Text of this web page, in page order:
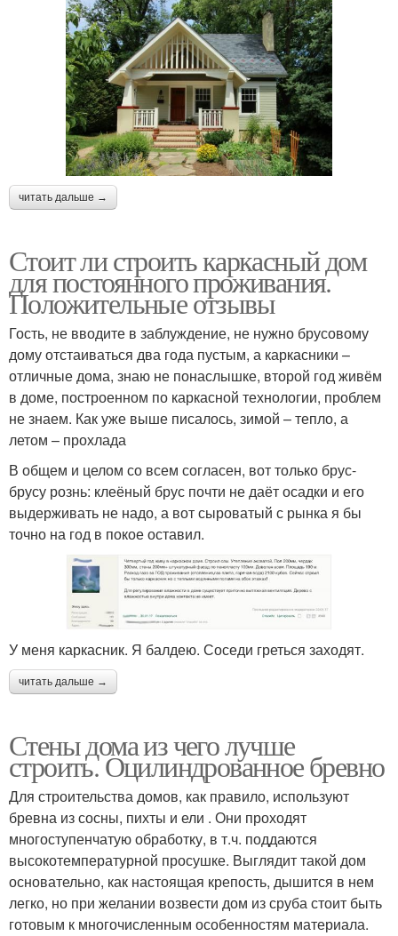
читать дальше →
Стоит ли строить каркасный дом
для постоянного проживания.
Положительные отзывы
Гость, не вводите в заблуждение, не нужно брусовому
дому отстаиваться два года пустым, а каркасники –
отличные дома, знаю не понаслышке, второй год живём
в доме, построенном по каркасной технологии, проблем
не знаем. Как уже выше писалось, зимой – тепло, а
летом – прохлада
В общем и целом со всем согласен, вот только брус-
брусу рознь: клеёный брус почти не даёт осадки и его
выдерживать не надо, а вот сыроватый с рынка я бы
точно на год в покое оставил.
У меня каркасник. Я балдею. Соседи греться заходят.
читать дальше →
Стены дома из чего лучше
строить. Оцилиндрованное бревно
Для строительства домов, как правило, используют
бревна из сосны, пихты и ели . Они проходят
многоступенчатую обработку, в т.ч. поддаются
высокотемпературной просушке. Выглядит такой дом
основательно, как настоящая крепость, дышится в нем
легко, но при желании возвести дом из сруба стоит быть
готовым к многочисленным особенностям материала.